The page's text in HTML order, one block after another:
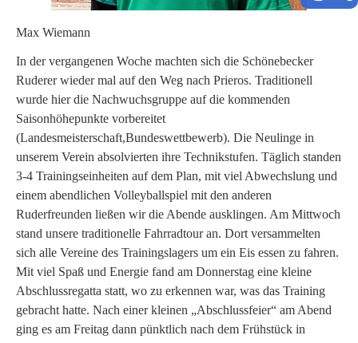
Max Wiemann
In der vergangenen Woche machten sich die Schönebecker
Ruderer wieder mal auf den Weg nach Prieros. Traditionell
wurde hier die Nachwuchsgruppe auf die kommenden
Saisonhöhepunkte vorbereitet
(Landesmeisterschaft,Bundeswettbewerb). Die Neulinge in
unserem Verein absolvierten ihre Technikstufen. Täglich standen
3-4 Trainingseinheiten auf dem Plan, mit viel Abwechslung und
einem abendlichen Volleyballspiel mit den anderen
Ruderfreunden ließen wir die Abende ausklingen. Am Mittwoch
stand unsere traditionelle Fahrradtour an. Dort versammelten
sich alle Vereine des Trainingslagers um ein Eis essen zu fahren.
Mit viel Spaß und Energie fand am Donnerstag eine kleine
Abschlussregatta statt, wo zu erkennen war, was das Training
gebracht hatte. Nach einer kleinen „Abschlussfeier“ am Abend
ging es am Freitag dann pünktlich nach dem Frühstück in